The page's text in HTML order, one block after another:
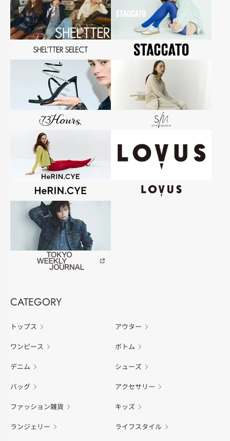
CATEGORY
トップス アウター
ワンピース ボトム
デニム シューズ
バッグ アクセサリー
ファッション雑貨 キッズ
ランジェリー ライフスタイル